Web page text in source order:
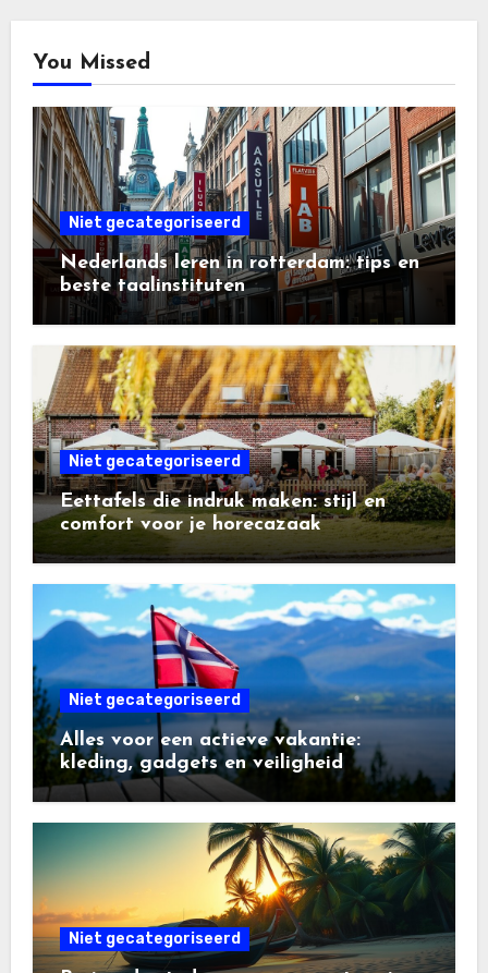
You Missed
Niet gecategoriseerd
Nederlands leren in rotterdam: tips en
beste taalinstituten
Niet gecategoriseerd
Eettafels die indruk maken: stijl en
comfort voor je horecazaak
Niet gecategoriseerd
Alles voor een actieve vakantie:
kleding, gadgets en veiligheid
Niet gecategoriseerd